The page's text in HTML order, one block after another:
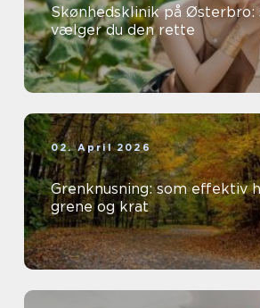
Skønhedsklinik på Østerbro:
vælger du den rette
02. April 2026
Grenknusning: som effektiv
grene og krat